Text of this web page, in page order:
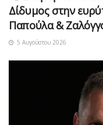
Δίδυμος στην
Παπούλα &
5 Αυγούστου 2026